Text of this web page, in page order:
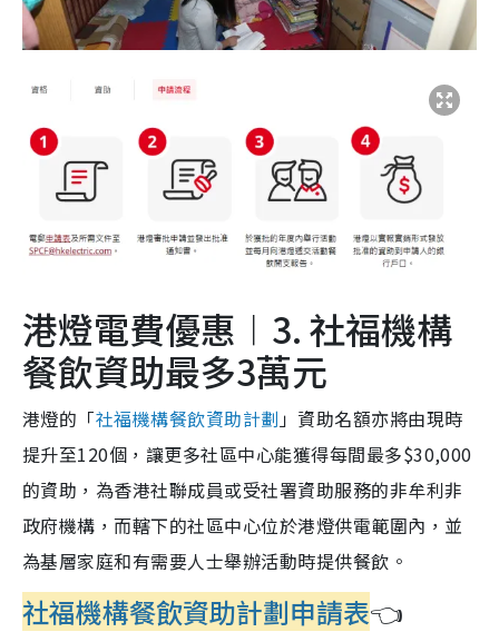
港燈電費優惠︱3. 社福機構
餐飲資助最多3萬元
港燈的「社福機構餐飲資助計劃 」資助名額亦將由現時
提升至120個，讓更多社區中心能獲得每間最多$30,000
的資助，為香港社聯成員或受社署資助服務的非牟利非
政府機構，而轄下的社區中心位於港燈供電範圍內，並
為基層家庭和有需要人士舉辦活動時提供餐飲。
社福機構餐飲資助計劃申請表👈